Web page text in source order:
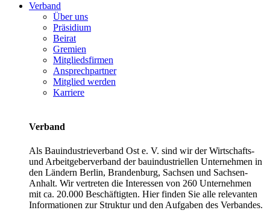
Verband
Über uns
Präsidium
Beirat
Gremien
Mitgliedsfirmen
Ansprechpartner
Mitglied werden
Karriere
Verband
Als Bauindustrieverband Ost e. V. sind wir der Wirtschafts-
und Arbeitgeberverband der bauindustriellen Unternehmen in
den Ländern Berlin, Brandenburg, Sachsen und Sachsen-
Anhalt. Wir vertreten die Interessen von 260 Unternehmen
mit ca. 20.000 Beschäftigten. Hier finden Sie alle relevanten
Informationen zur Struktur und den Aufgaben des Verbandes.